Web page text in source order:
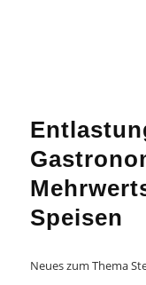
Speisen
Neues zum Thema